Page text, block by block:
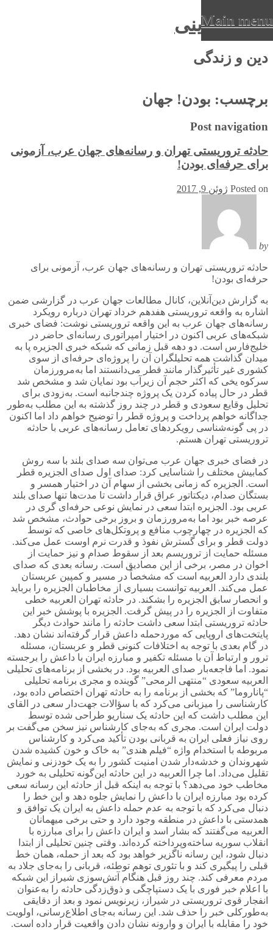
عرفان دینی
دین و زندگی
Main menu
to
content
برچسب: بودن! جهان
Post navigation
حادثه تروریستی تهران و رسانه‌های جهان عرب، آزمونی
برای حرفه‌ای بودن!
Posted on ژوئن 9, 2017
by
حادثه تروریستی تهران و رسانه‌های جهان عرب، آزمونی برای
حرفه‌ای بودن!
به گزارش دین‌آنلاین، کانال مطالعات جهان عرب در گزارشی ضمن
اشاره به واقعه تروریستی هفدهم خرداد تهران درباره رویکرد
رسانه‌های جهان عرب به این واقعه تروریستی نوشت: فضای خبری
شبکه‌های عربی اکنون در اختیار امپراتوری رسانه‌ای حاضر در
خلیج‌فارس است. دو دهه قبل زمانی که شبکه خبری الجزیره پا به
میدان گذاشت همه تحلیلگران آن را پروژه‌ای حرفه‌ای از سوی
کشوری غیر تأثیرگذار مانند قطر می‌دانستند اما به‌مرورزمان
سرکوه یخی که اکثر حجم آن زیرآب بود نمایان شد و مشخص شد
قطر در حال پیاده کردن یک پروژه چندجانبه است. به‌زودی برای
تحلیل وقایع سعودی و قطر در چند روز گذشته به این مطلب به‌طور
جداگانه خواهم پرداخت و پروژه قطر را توضیح خواهم داد اما اکنون
در پی گونه‌شناسی رویکردهای تعامل رسانه‌های عربی با حادثه
تروریستی تهران هستم.
در فضای خبری جهان عرب می‌توان سه صدای بلند با سه روش
کمابیش مختلف را شناسایی کرد: صدای اول صدای الجزیره قطر
است. الجزیره که زمانی بخشی از سهام آن در اختیار همسر و
بستگان صدام، دیکتاتور عراق قرار داشت تا مدت‌ها تنها صدای بلند
عربی بود. الجزیره ابتدا سعی در نمایش نوعی حرفه‌ای گری در
عرصه خبر بود اما به‌مرورزمان و بروز برخی حوادث، مشخص شد
که الجزیره در چهارچوب منافع و پروتکل‌های خاصی که توسط
دولت قطر و برای گسترش نفوذ و قدرت نرم اوست عمل می‌کند.
مسئله حمایت از تروریسم بعد از سقوط صدام و نیز حمایت از
اخوان در مصر، برخی از این مصادیق است. رسانه بعدی که صدای
بلندی دارد العربیه است که مشخصاً در مسیر و کمپین عربستان
عمل می‌کند. العربیه توانست بسیاری از مخاطبان الجزیره را برباید
و انحصار سابق الجزیره را بشکند. در حادثه تهران العربیه خطی
متفاوت از الجزیره را در پیش گرفت. الجزیره با پوشش خبر این
حادثه تروریستی ابتدا سعی داشت حادثه را مانند حوادث دیگر
پایتخت‌های اروپایی که موردحمله داعش قرار گرفته‌اند نشان دهد.
در گام بعدی با توجه به اختلافات کنونی قطر و عربستان، مسئله
ترور و ارتباط آن با مسئله تکفیر و مبارزه ایران با داعش را برجسته
نمود. اما فاجعه‌بار صدای العربیه بود. در بخشی از برنامه‌های تحلیلی
العربیه سعودی “منتهی الرمحی” گوینده و مجری برنامه تحلیلی
“پاناروما” که بخشی از برنامه را به حادثه تهران اختصاص داده بود،
کارشناسی را میزبانی می‌کرد که با سؤالات جهت‌دار سعی در القای
این مطلب داشت که این حادثه یک سناریو طراحی شده توسط
دولت ایران است. مجری که به‌جای کارشناس نیز سخن می‌گفت بر
روی نیاز فعلی ایران به قربانی بودن تأکید می‌کرد و کارشناس
مربوطه با استخدام واژه “فیلم هندی” به خاک و خون کشیده شدن
شهروندان و خدشه‌دار شدن امنیت کشور را به یک خودزنی و نمایش
تقلیل می‌داد. اما چرا العربیه در این حادثه این‌گونه تحلیلی به خورد
مخاطب خود می‌دهد؟ با توجه به اینکه قبل از حادثه این رسانه سعی
کرده بود مبارزه ایران با داعش را نمایش جلوه دهد و این خط را
دنبال می‌کرد که با توجه به عدم حمله داعش به ایران یک توافق و
همدستی با داعش در منطقه وجود دارد و حتی برخی میهمانان
العربیه می‌گفتند که بشار اسد و ایران داعش را برای مبارزه با
انقلاب سوریه ساخته‌وپرداخته کرده‌اند. وقتی چنین تحلیلی از ابتدا
دنبال شود، این رسانه ناگزیر خواهد بود که بعد از حمله، همان خط
قبلی را پیگیری کند و با تئوری توهم توطئه، قربانی را به‌جای جلاد به
مردم معرفی کند. چند روز قبل هنگام آتش‌سوزی شیراز این شبکه
با اعلام خبر فوری با یک دستپاچگی و ذوق‌زدگی حادثه را به‌عنوان
انفجار قوی تروریستی در شیراز، زیرنویس نمود و بعد از دقایقی
به‌طورکلی خبر را حذف شد. این رسانه به‌جای اطلاع‌رسانی، اولویت
خود را مقابله با ایران و وارونه نشان دادن واقعیت قرار داده است.